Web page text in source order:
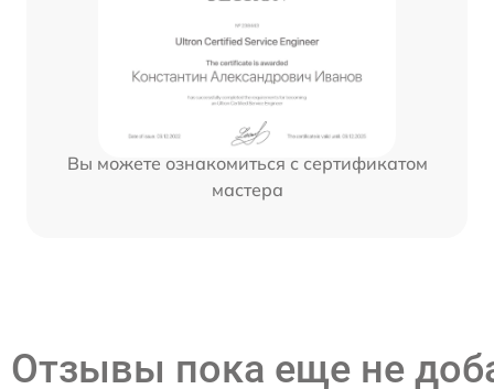
Вы можете ознакомиться с сертификатом
мастера
Отзывы пока еще не